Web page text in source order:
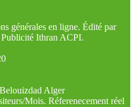
générales en ligne. Édité par
Ithran ACPI.
Alger
Mois. Réferenecement réel